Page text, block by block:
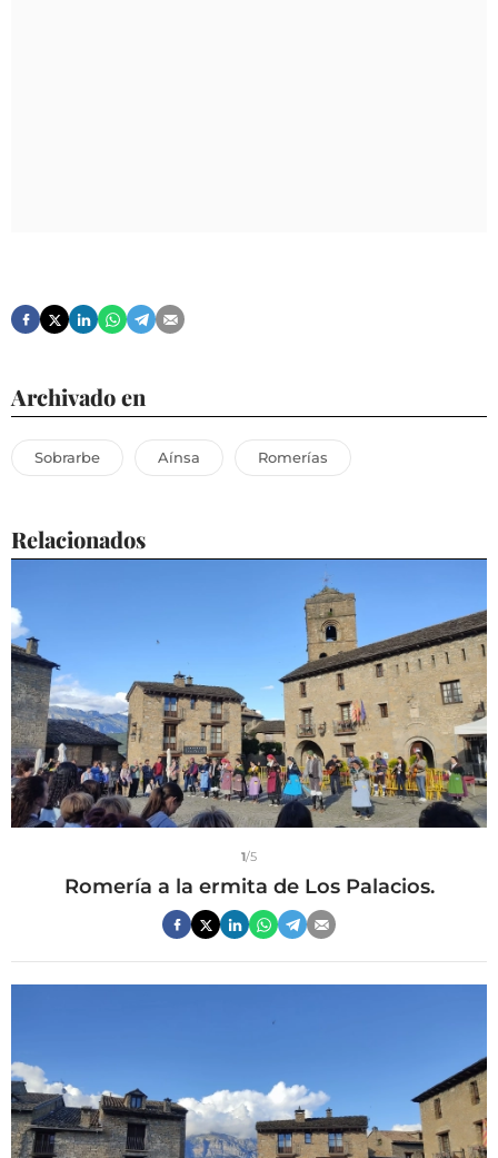
Archivado en
Sobrarbe Aínsa Romerías
Relacionados
1/5
Romería a la ermita de Los Palacios.